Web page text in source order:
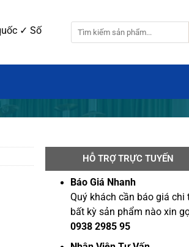
toàn quốc ✓ Số Lượng 100 cái.
HỖ TRỢ TRỰC TUYẾN
Báo Giá Nhanh
Quý khách cần báo giá chi
bất kỳ sản phẩm nào xin
0938 2985 95